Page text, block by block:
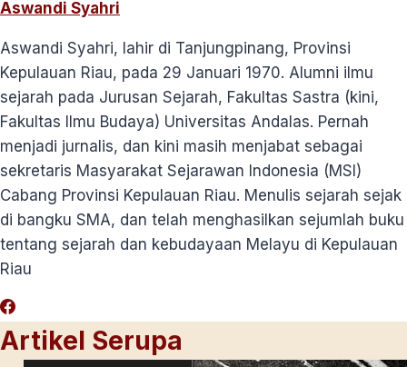
Aswandi Syahri
Aswandi Syahri, lahir di Tanjungpinang, Provinsi
Kepulauan Riau, pada 29 Januari 1970. Alumni ilmu
sejarah pada Jurusan Sejarah, Fakultas Sastra (kini,
Fakultas Ilmu Budaya) Universitas Andalas. Pernah
menjadi jurnalis, dan kini masih menjabat sebagai
sekretaris Masyarakat Sejarawan Indonesia (MSI)
Cabang Provinsi Kepulauan Riau. Menulis sejarah sejak
di bangku SMA, dan telah menghasilkan sejumlah buku
tentang sejarah dan kebudayaan Melayu di Kepulauan
Riau
Artikel Serupa